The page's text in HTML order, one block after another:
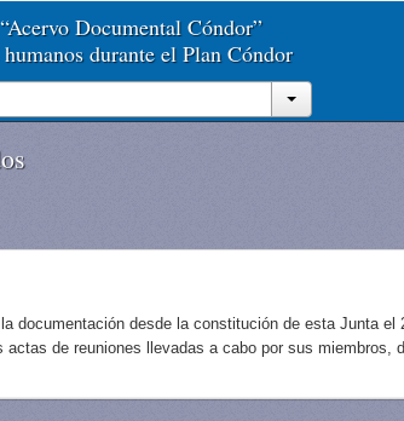
Documental Cóndor”
durante el Plan Cóndor
documentación desde la constitución de esta Junta
actas de reuniones llevadas a cabo por sus miembros,